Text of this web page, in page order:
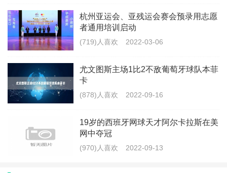
杭州亚运会、亚残运会赛会预录用志愿
者通用培训启动
(719)人喜欢 2022-03-06
尤文图斯主场1比2不敌葡萄牙球队本菲
卡
(878)人喜欢 2022-09-16
19岁的西班牙网球天才阿尔卡拉斯在美
网中夺冠
(970)人喜欢 2022-09-13